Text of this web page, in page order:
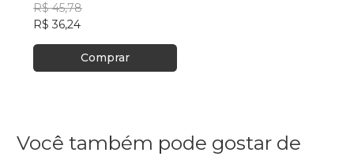
R$ 45,78
R$ 36,24
Comprar
Você também pode gostar de